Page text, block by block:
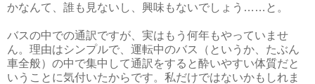
かなんて、誰も見ないし、興味もないでしょう……と。
バスの中での通訳ですが、実はもう何年もやっていませ
ん。理由はシンプルで、運転中のバス（というか、たぶん
車全般）の中で集中して通訳をすると酔いやすい体質だと
いうことに気付いたからです。私だけではないかもしれま